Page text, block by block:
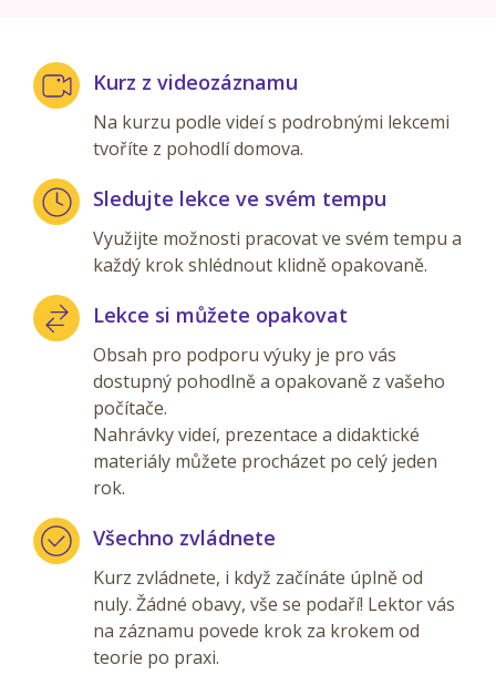
Kurz z videozáznamu
Na kurzu podle videí s podrobnými lekcemi
tvoříte z pohodlí domova.
Sledujte lekce ve svém tempu
Využijte možnosti pracovat ve svém tempu a
každý krok shlédnout klidně opakovaně.
Lekce si můžete opakovat
Obsah pro podporu výuky je pro vás
dostupný pohodlně a opakovaně z vašeho
počítače.
Nahrávky videí, prezentace a didaktické
materiály můžete procházet po celý jeden
rok.
Všechno zvládnete
Kurz zvládnete, i když začínáte úplně od
nuly. Žádné obavy, vše se podaří! Lektor vás
na záznamu povede krok za krokem od
teorie po praxi.